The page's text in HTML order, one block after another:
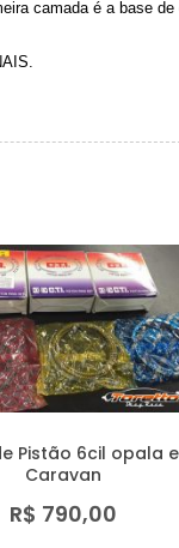
camada é a base
Pistão 6cil opala e
Caravan
R$ 790,00